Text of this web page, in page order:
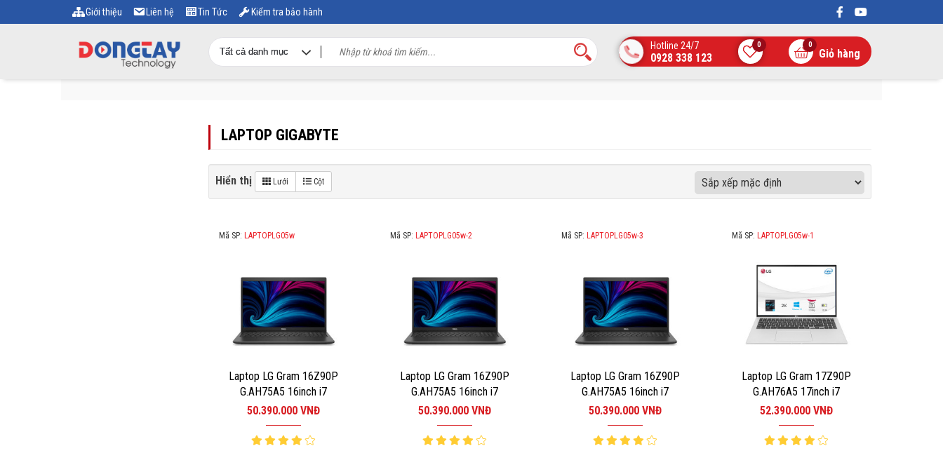
Giới thiệu Liên hệ Tin Tức Kiểm tra bảo hành
Hotline 24/7
0928 338 123
0 0
Giỏ hàng
LAPTOP GIGABYTE
Hiển thị Lưới Cột
Mã SP: LAPTOPLG05w
Laptop LG Gram 16Z90P
G.AH75A5 16inch i7
1165G7/RAM 16GB/SSD
512GB/WIN10/BLACK
50.390.000 VNĐ
Mã SP: LAPTOPLG05w-2
Laptop LG Gram 16Z90P
G.AH75A5 16inch i7
1165G7/RAM 16GB/SSD
512GB/WIN10/BLACK 2
50.390.000 VNĐ
Mã SP: LAPTOPLG05w-3
Laptop LG Gram 16Z90P
G.AH75A5 16inch i7
1165G7/RAM 16GB/SSD
512GB/WIN10/BLACK 3
50.390.000VNĐ
Mã SP: LAPTOPLG05w-1
Laptop LG Gram 17Z90P
G.AH76A5 17inch i7
1165G7/RAM 16GB/SSD
512GB/WIN10/SILVER
52.390.000VNĐ